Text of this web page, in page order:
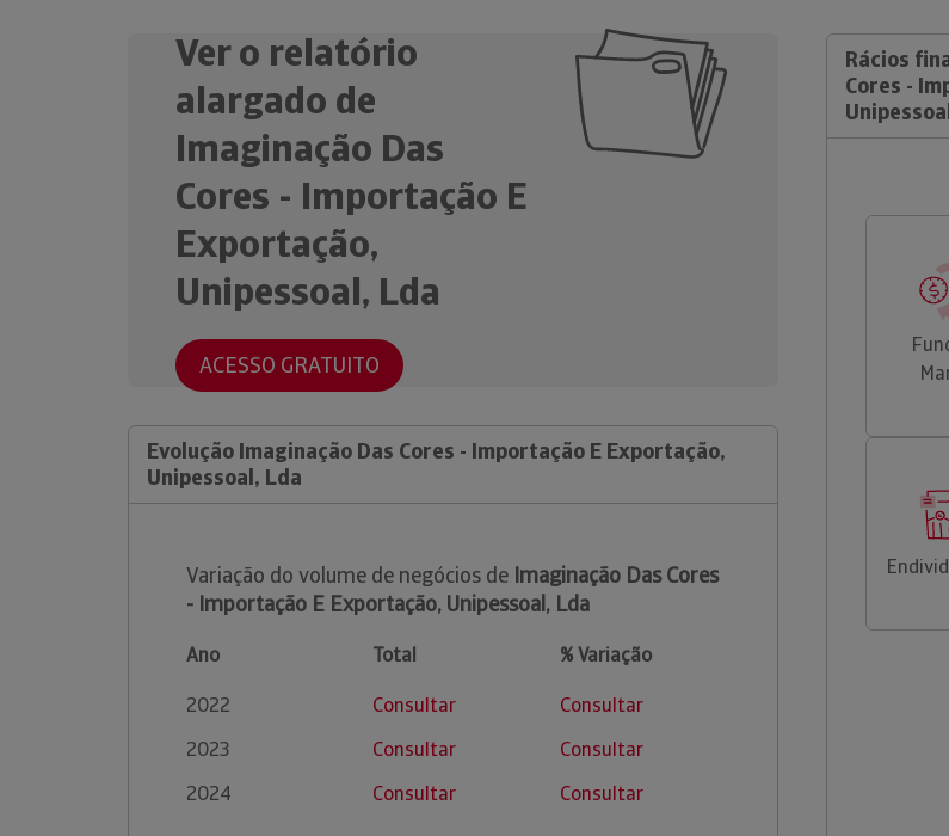
Ver o relatório
alargado de
Imaginação Das
Cores - Importação E
Exportação,
Unipessoal, Lda
ACESSO GRATUITO
Evolução Imaginação Das Cores - Importação E Exportação,
Unipessoal, Lda
Variação do volume de negócios de Imaginação Das Cores
- Importação E Exportação, Unipessoal, Lda
Ano Total
% Variação
2022
Consultar
Consultar
2023
Consultar
Consultar
2024
Consultar Consultar
Rácios
Cores -